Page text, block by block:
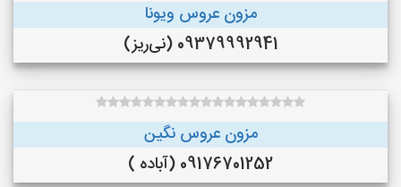
مزون عروس ویونا
09379992941 (نی‌ریز)
مزون عروس نگین
09176701252 (آباده )